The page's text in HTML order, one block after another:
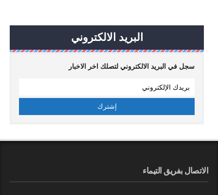
البريد الالكتروني
سجل في البريد الالكتروني لتصلك اخر الاخبار
الاتصال بفريق التيماء